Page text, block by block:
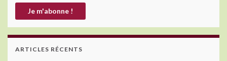
ARTICLES RÉCENTS